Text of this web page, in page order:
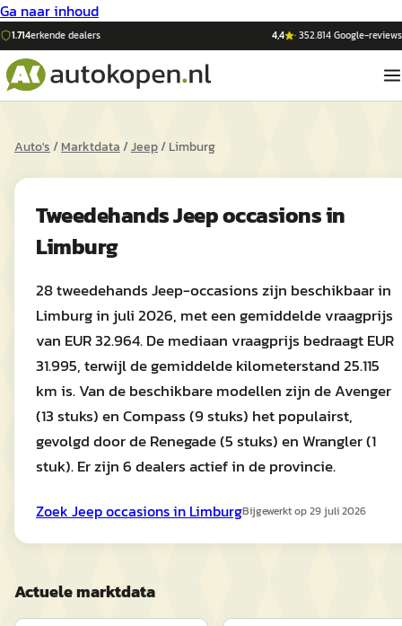
Ga naar inhoud
1.714erkende dealers 4,4 ·352.814Google-reviews
Auto's/Marktdata/Jeep/Limburg
TweedehandsJeepoccasions in
Limburg
28 tweedehands Jeep-occasions zijn beschikbaar in
Limburg in juli 2026, met een gemiddelde vraagprijs
van EUR 32.964. De mediaan vraagprijs bedraagt EUR
31.995, terwijl de gemiddelde kilometerstand 25.115
km is. Van de beschikbare modellen zijn de Avenger
(13 stuks) en Compass (9 stuks) het populairst,
gevolgd door de Renegade (5 stuks) en Wrangler (1
stuk). Er zijn 6 dealers actief in de provincie.
Zoek Jeepoccasions in LimburgBijgewerkt op29 juli 2026
Actuele marktdata